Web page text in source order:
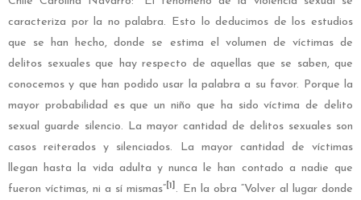
caracteriza por la no palabra. Esto lo deducimos de los estudios
que se han hecho, donde se estima el volumen de víctimas de
delitos sexuales que hay respecto de aquellas que se saben, que
conocemos y que han podido usar la palabra a su favor. Porque la
mayor probabilidad es que un niño que ha sido víctima de delito
sexual guarde silencio. La mayor cantidad de delitos sexuales son
casos reiterados y silenciados. La mayor cantidad de víctimas
llegan hasta la vida adulta y nunca le han contado a nadie que
fueron víctimas, ni a sí mismas” [1] . En la obra “Volver al lugar donde